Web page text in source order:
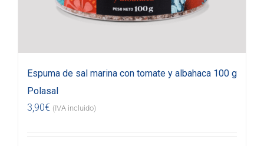
Espuma de sal marina con tomate y albahaca 100 g
Polasal
3,90€ (IVA incluido)